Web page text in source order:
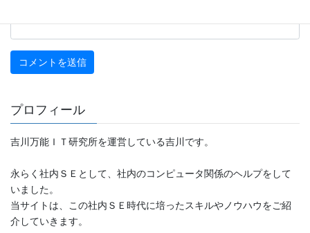
プロフィール
吉川万能ＩＴ研究所を運営している吉川です。
永らく社内ＳＥとして、社内のコンピュータ関係のヘルプをして
いました。
当サイトは、この社内ＳＥ時代に培ったスキルやノウハウをご紹
介していきます。